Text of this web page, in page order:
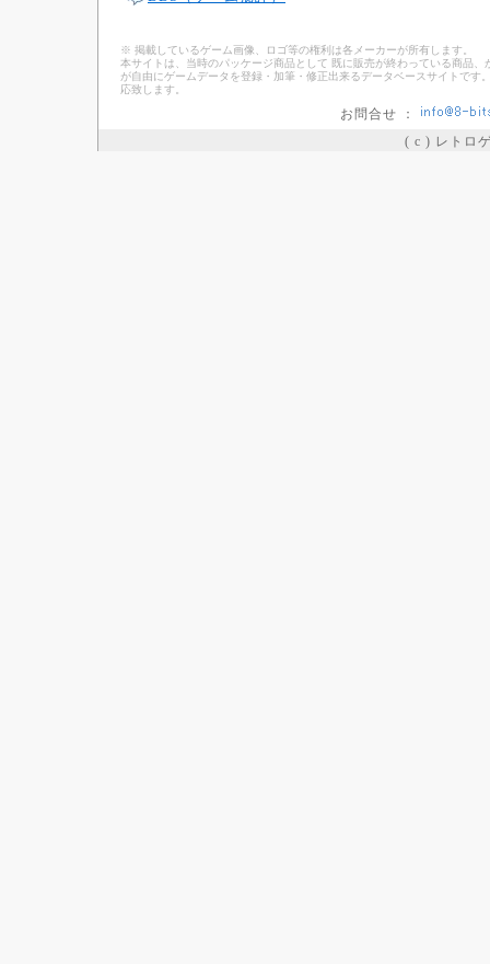
※ 掲載しているゲーム画像、ロゴ等の権利は各メーカーが所有します。
本サイトは、当時のパッケージ商品として 既に販売が終わっている商品
が自由にゲームデータを登録・加筆・修正出来るデータベースサイトで
応致します。
お問合せ ：
( c ) レトロ